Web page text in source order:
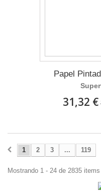
Papel
31,32 €
1 2 3 ... 119
Mostrando 1 - 24 de 2835 items